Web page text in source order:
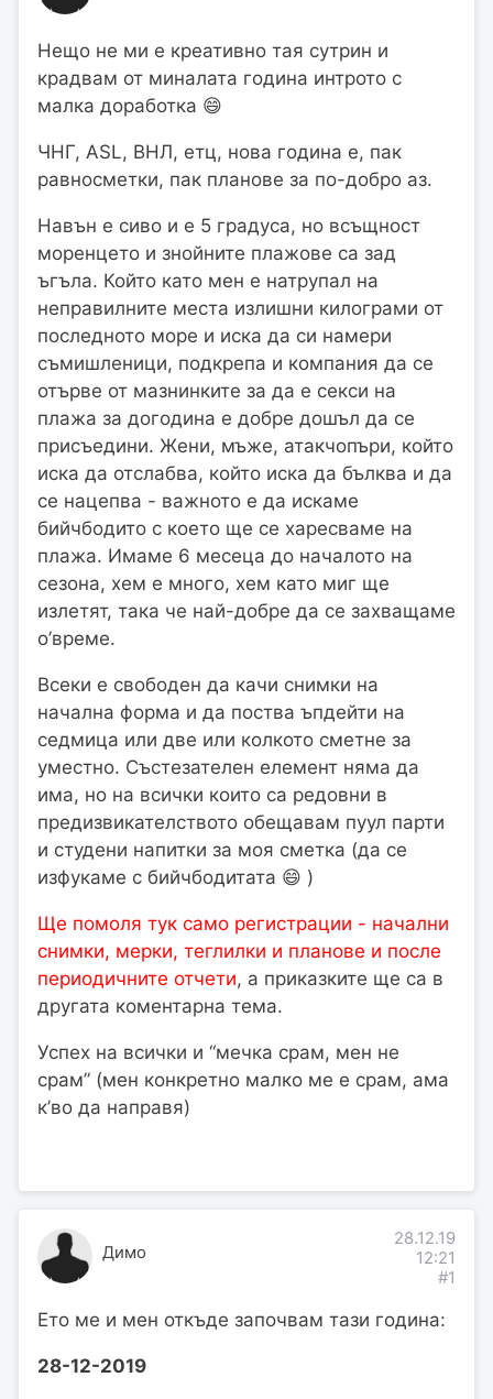
Нещо не ми е креативно тая сутрин и
крадвам от миналата година интрото с
малка доработка 😄
ЧНГ, АSL, ВНЛ, етц, нова година е, пак
равносметки, пак планове за по-добро аз.
Навън е сиво и е 5 градуса, но всъщност
моренцето и знойните плажове са зад
ъгъла. Който като мен е натрупал на
неправилните места излишни килограми от
последното море и иска да си намери
съмишленици, подкрепа и компания да се
отърве от мазнинките за да е секси на
плажа за догодина е добре дошъл да се
присъедини. Жени, мъже, атакчопъри, който
иска да отслабва, който иска да бълква и да
се нацепва - важното е да искаме
бийчбодито с което ще се харесваме на
плажа. Имаме 6 месеца до началото на
сезона, хем е много, хем като миг ще
излетят, така че най-добре да се захващаме
о’време.
Всеки е свободен да качи снимки на
начална форма и да поства ъпдейти на
седмица или две или колкото сметне за
уместно. Състезателен елемент няма да
има, но на всички които са редовни в
предизвикателството обещавам пуул парти
и студени напитки за моя сметка (да се
изфукаме с бийчбодитата 😄 )
Ще помоля тук само регистрации - начални
снимки, мерки, теглилки и планове и после
периодичните отчети, а приказките ще са в
другата коментарна тема.
Успех на всички и “мечка срам, мен не
срам” (мен конкретно малко ме е срам, ама
к’во да направя)
Димо
28.12.19
12:21
#1
Ето ме и мен откъде започвам тази година:
28-12-2019